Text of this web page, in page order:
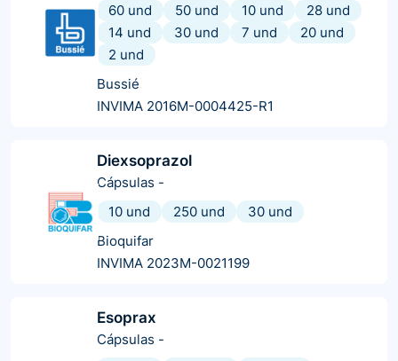
60 und
50 und 10 und
28 und
14 und
30 und 7 und
20 und
2 und
Bussié
INVIMA 2016M-0004425-R1
Diexsoprazol
Cápsulas -
10 und
250 und
30 und
Bioquifar
INVIMA 2023M-0021199
Esoprax
Cápsulas -